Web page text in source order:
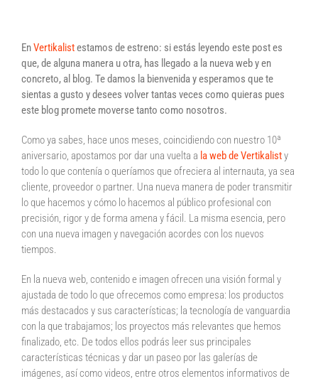
EnVertikalistestamos de estreno: si estás leyendo este post es
que, de alguna manera u otra, has llegado a la nueva web y en
concreto, al blog. Te damos la bienvenida y esperamos que te
sientas a gusto y desees volver tantas veces como quieras pues
este blog promete moverse tanto como nosotros.
Como ya sabes, hace unos meses, coincidiendo con nuestro 10ª
aniversario, apostamos por dar una vuelta a la web de Vertikalisty
todo lo que contenía o queríamos que ofreciera al internauta, ya sea
cliente, proveedor o partner. Una nueva manera de poder transmitir
lo que hacemos y cómo lo hacemos al público profesional con
precisión, rigor y de forma amena y fácil. La misma esencia, pero
con una nueva imagen y navegación acordes con los nuevos
tiempos.
En la nueva web, contenido e imagen ofrecen una visión formal y
ajustada de todo lo que ofrecemos como empresa: los productos
más destacados y sus características; la tecnología de vanguardia
con la que trabajamos; los proyectos más relevantes que hemos
finalizado, etc. De todos ellos podrás leer sus principales
características técnicas y dar un paseo por las galerías de
imágenes, así como videos, entre otros elementos informativos de